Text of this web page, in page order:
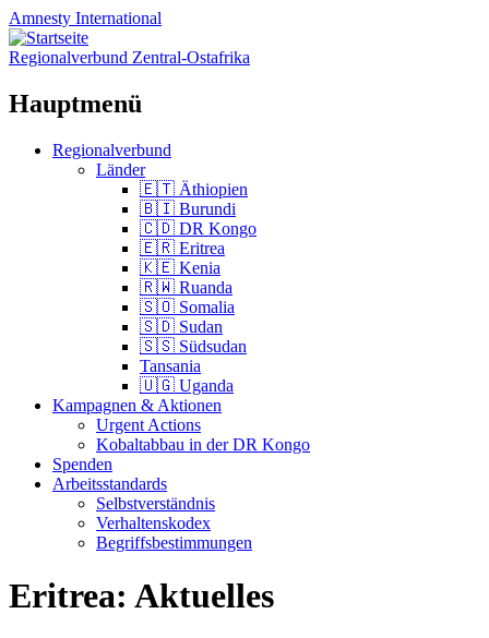
Amnesty International
Regionalverbund Zentral-Ostafrika
Hauptmenü
Zum
Regionalverbund
Länder
🇪🇹 Äthiopien
🇧🇮 Burundi
🇨🇩 DR Kongo
🇪🇷 Eritrea
🇰🇪 Kenia
🇷🇼 Ruanda
🇸🇴 Somalia
🇸🇩 Sudan
🇸🇸 Südsudan
Tansania
🇺🇬 Uganda
Kampagnen & Aktionen
Urgent Actions
Kobaltabbau in der DR Kongo
Spenden
Arbeitsstandards
Selbstverständnis
Verhaltenskodex
Begriffsbestimmungen
Eritrea: Aktuelles